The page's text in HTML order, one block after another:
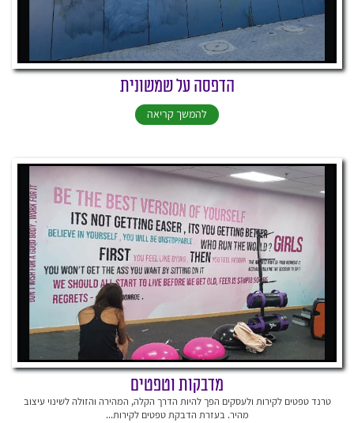
הדפסה על שמשונית
להמשך קריאה
מדבקות וטפטים
טרנד טפטים לקירות ולעסקים הפך להיות הדרך הקלה, המהירה והזולה לשינוי עיצוב
מהיר. בעזרת הדבקת טפטים לקירות...